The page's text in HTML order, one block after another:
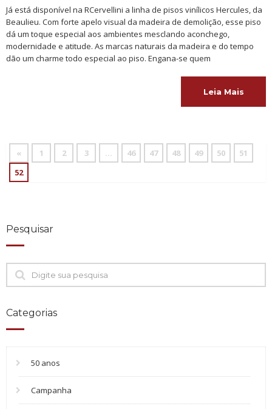
Já está disponível na RCervellini a linha de pisos vinílicos Hercules, da
Beaulieu. Com forte apelo visual da madeira de demolição, esse piso
dá um toque especial aos ambientes mesclando aconchego,
modernidade e atitude. As marcas naturais da madeira e do tempo
dão um charme todo especial ao piso. Engana-se quem
Leia Mais
« 1 2 3 … 46 47 48 49 50
51
52
Pesquisar
Categorias
50 anos
Campanha